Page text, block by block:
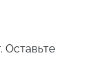
Оставьте